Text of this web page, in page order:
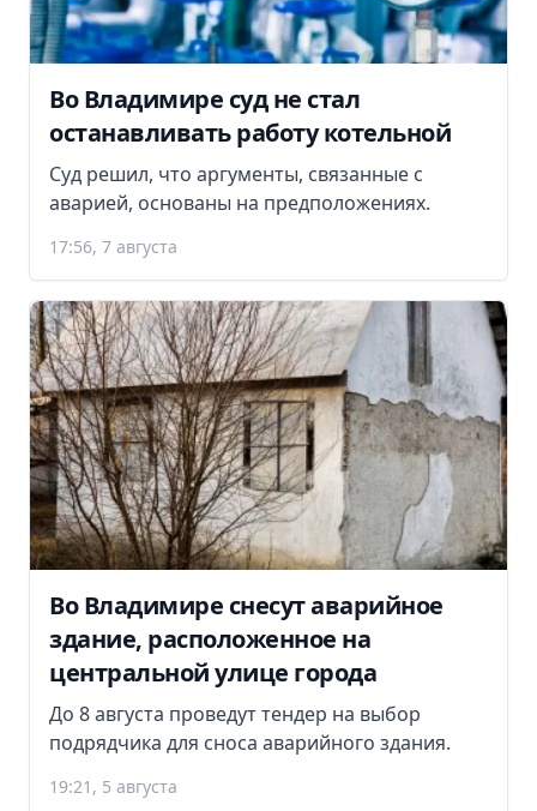
Во Владимире суд не стал
останавливать работу котельной
Суд решил, что аргументы, связанные с
аварией, основаны на предположениях.
17:56, 7 августа
Во Владимире снесут аварийное
здание, расположенное на
центральной улице города
До 8 августа проведут тендер на выбор
подрядчика для сноса аварийного здания.
19:21, 5 августа